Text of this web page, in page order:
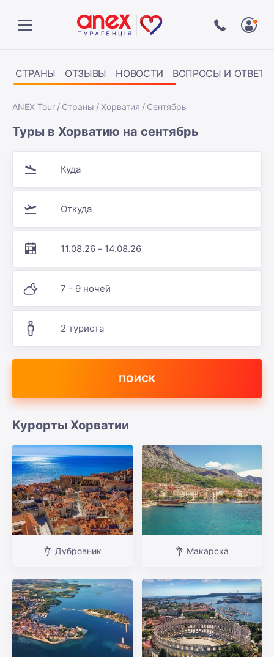
СТРАНЫ ОТЗЫВЫ НОВОСТИ ВОПРОСЫ И ОТВЕТЫ
ANEX Tour Страны Хорватия Сентябрь
Туры в Хорватию на сентябрь
Куда
Откуда
11.08.26 - 14.08.26
7 - 9 ночей
2 туриста
ПОИСК
Курорты Хорватии
Дубровник Макарска